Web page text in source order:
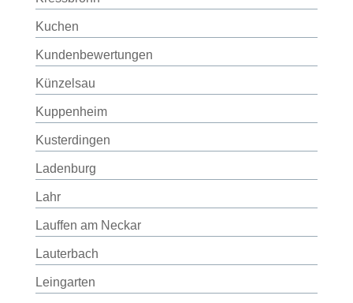
Kuchen
Kundenbewertungen
Künzelsau
Kuppenheim
Kusterdingen
Ladenburg
Lahr
Lauffen am Neckar
Lauterbach
Leingarten